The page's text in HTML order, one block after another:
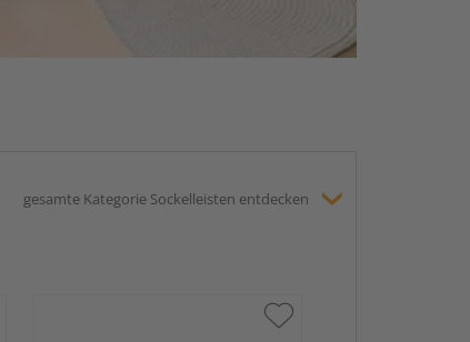
gesamte Kategorie Sockelleisten entdecken